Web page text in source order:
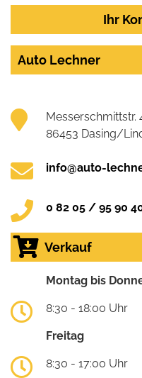
Ihr
Auto Lechner
Messerschmittstr.
86453 Dasing/
info@auto-
0 82 05 / 95 90
Verkauf
Montag bis
8:30 - 18:00 Uhr
Freitag
8:30 - 17:00 Uhr